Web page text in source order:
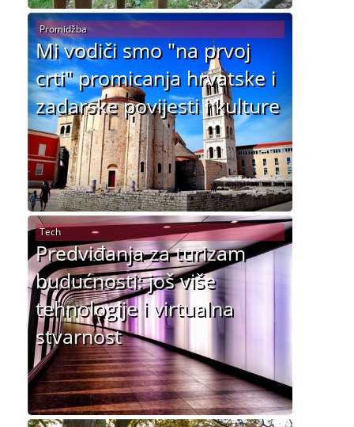
Mi vodiči smo "na prvoj
crti" promicanja hrvatske i
zadarske povijesti i kulture
Promidžba
Predviđanja za turizam
budućnosti: još više
tehnologije i virtualna
stvarnost
Tech